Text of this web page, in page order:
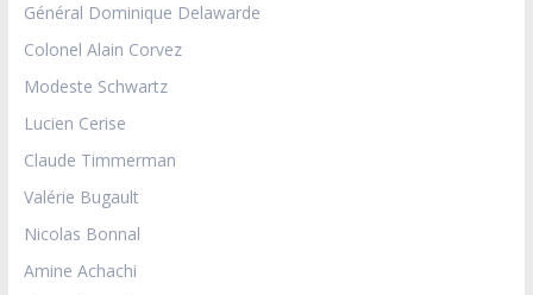
Général Dominique Delawarde
Colonel Alain Corvez
Modeste Schwartz
Lucien Cerise
Claude Timmerman
Valérie Bugault
Nicolas Bonnal
Amine Achachi